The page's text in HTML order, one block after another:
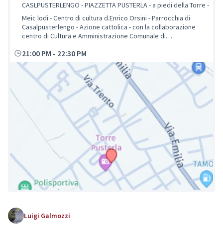
CASLPUSTERLENGO - PIAZZETTA PUSTERLA - a piedi della Torre -
Meic lodi - Centro di cultura d.Enrico Orsini - Parrocchia di
Casalpusterlengo - Azione cattolica - con la collaborazione
centro di Cultura e Amministrazione Comunale di
21:00 PM - 22:30 PM
Luigi Galmozzi